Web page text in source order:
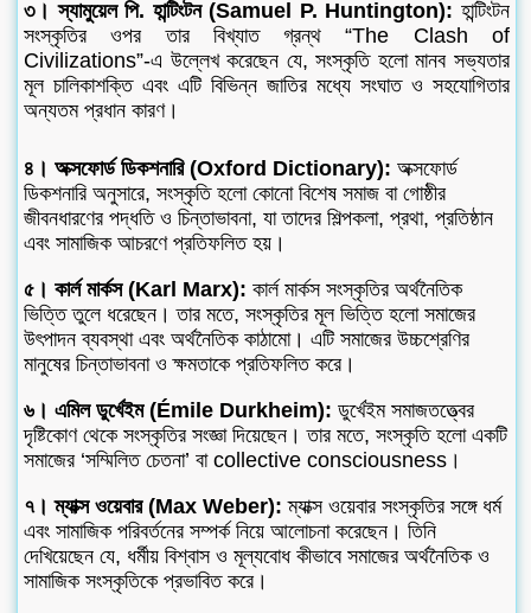
৩। স্যামুয়েল পি. হান্টিংটন (Samuel P. Huntington): হান্টিংটন
সংস্কৃতির ওপর তার বিখ্যাত গ্রন্থ “The Clash of
Civilizations”-এ উল্লেখ করেছেন যে, সংস্কৃতি হলো মানব সভ্যতার
মূল চালিকাশক্তি এবং এটি বিভিন্ন জাতির মধ্যে সংঘাত ও সহযোগিতার
অন্যতম প্রধান কারণ।
৪। অক্সফোর্ড ডিকশনারি (Oxford Dictionary): অক্সফোর্ড
ডিকশনারি অনুসারে, সংস্কৃতি হলো কোনো বিশেষ সমাজ বা গোষ্ঠীর
জীবনধারণের পদ্ধতি ও চিন্তাভাবনা, যা তাদের শিল্পকলা, প্রথা, প্রতিষ্ঠান
এবং সামাজিক আচরণে প্রতিফলিত হয়।
৫। কার্ল মার্কস (Karl Marx): কার্ল মার্কস সংস্কৃতির অর্থনৈতিক
ভিত্তি তুলে ধরেছেন। তার মতে, সংস্কৃতির মূল ভিত্তি হলো সমাজের
উৎপাদন ব্যবস্থা এবং অর্থনৈতিক কাঠামো। এটি সমাজের উচ্চশ্রেণির
মানুষের চিন্তাভাবনা ও ক্ষমতাকে প্রতিফলিত করে।
৬। এমিল ডুর্খেইম (Émile Durkheim): ডুর্খেইম সমাজতত্ত্বের
দৃষ্টিকোণ থেকে সংস্কৃতির সংজ্ঞা দিয়েছেন। তার মতে, সংস্কৃতি হলো একটি
সমাজের ‘সম্মিলিত চেতনা’ বা collective consciousness।
৭। ম্যাক্স ওয়েবার (Max Weber): ম্যাক্স ওয়েবার সংস্কৃতির সঙ্গে ধর্ম
এবং সামাজিক পরিবর্তনের সম্পর্ক নিয়ে আলোচনা করেছেন। তিনি
দেখিয়েছেন যে, ধর্মীয় বিশ্বাস ও মূল্যবোধ কীভাবে সমাজের অর্থনৈতিক ও
সামাজিক সংস্কৃতিকে প্রভাবিত করে।